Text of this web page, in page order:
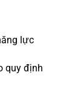
lực
quy định